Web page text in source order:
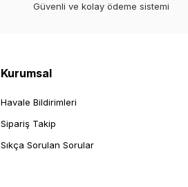
Güvenli ve kolay ödeme sistemi
Kurumsal
Havale Bildirimleri
Sipariş Takip
Sıkça Sorulan Sorular